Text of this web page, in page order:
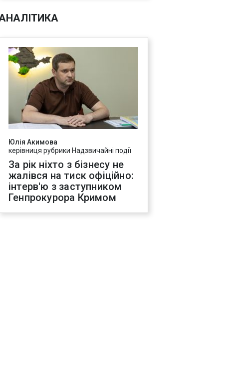
Юлія Акимова
керівниця рубрики Надзвичайні події
За рік ніхто з бізнесу не
жалівся на тиск офіційно:
інтерв'ю з заступником
Генпрокурора Кримом